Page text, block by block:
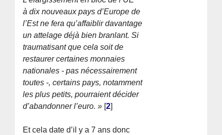
à dix nouveaux pays d’Europe de
l’Est ne fera qu’affaiblir davantage
un attelage déjà bien branlant. Si
traumatisant que cela soit de
restaurer certaines monnaies
nationales - pas nécessairement
toutes -, certains pays, notamment
les plus petits, pourraient décider
d’abandonner l’euro. » [2]
Et cela date d’il y a 7 ans donc